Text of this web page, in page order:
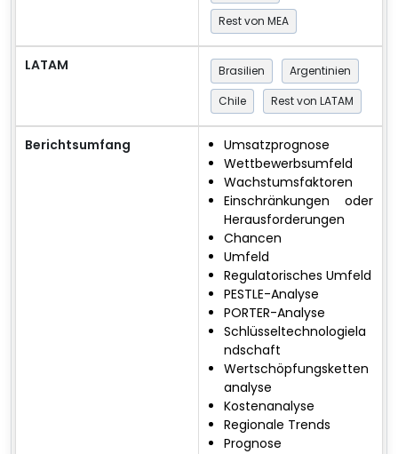
Rest von MEA
LATAM Brasilien
Argentinien
Chile
Rest von LATAM
Berichtsumfang
Umsatzprognose
Wettbewerbsumfeld
Wachstumsfaktoren
Einschränkungen oder
Herausforderungen
Chancen
Umfeld
Regulatorisches Umfeld
PESTLE-Analyse
PORTER-Analyse
Schlüsseltechnologiela
ndschaft
Wertschöpfungsketten
analyse
Kostenanalyse
Regionale Trends
Prognose